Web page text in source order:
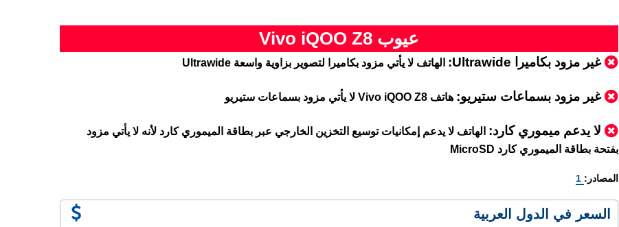
عيوب Vivo iQOO Z8
غير مزود بكاميرا Ultrawide: الهاتف لا يأتي مزود بكاميرا لتصوير بزاوية واسعة Ultrawide
غير مزود بسماعات ستيريو: هاتف Vivo iQOO Z8 لا يأتي مزود بسماعات ستيريو
لا يدعم ميموري كارد: الهاتف لا يدعم إمكانيات توسيع التخزين الخارجي عبر بطاقة الميموري كارد لأنه لا يأتي مزود
بفتحة بطاقة الميموري كارد MicroSD
المصادر: 1
السعر في الدول العربية